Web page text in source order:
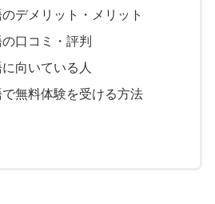
デメリット・メリット
口コミ・評判
向いている人
無料体験を受ける方法